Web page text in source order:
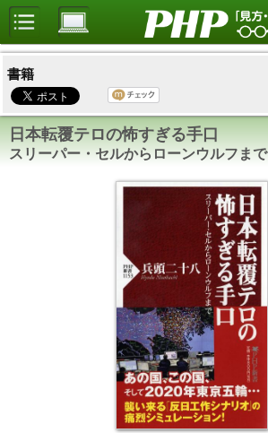
書籍
日本転覆テロの怖すぎる手口
スリーパー・セルからローンウルフまで